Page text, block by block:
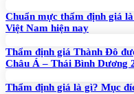
Chuẩn mực thẩm định giá
Việt Nam hiện nay
Thẩm định giá Thành Đô
Châu Á – Thái Bình Dương
Thẩm định giá là gì? Mục